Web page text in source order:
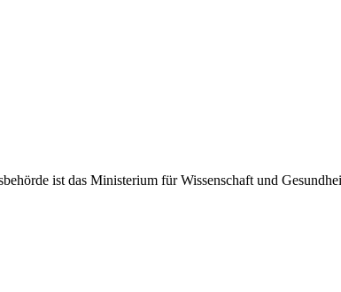
ist das Ministerium für Wissenschaft und